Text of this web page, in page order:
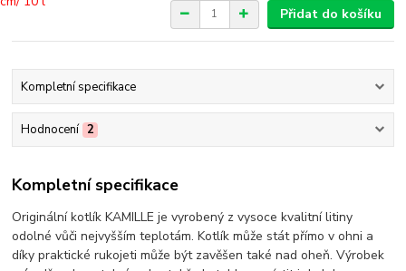
Přidat do košíku
Kompletní specifikace
Hodnocení 2
Kompletní specifikace
Originální kotlík KAMILLE je vyrobený z vysoce kvalitní litiny
odolné vůči nejvyšším teplotám. Kotlík může stát přímo v ohni a
díky praktické rukojeti může být zavěšen také nad oheň. Výrobek